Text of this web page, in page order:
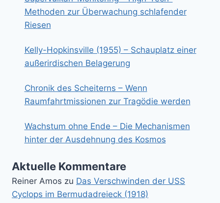
Methoden zur Überwachung schlafender
Riesen
Kelly-Hopkinsville (1955) – Schauplatz einer
außerirdischen Belagerung
Chronik des Scheiterns – Wenn
Raumfahrtmissionen zur Tragödie werden
Wachstum ohne Ende – Die Mechanismen
hinter der Ausdehnung des Kosmos
Aktuelle Kommentare
Reiner Amos zu Das Verschwinden der USS
Cyclops im Bermudadreieck (1918)